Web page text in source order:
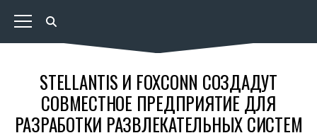
STELLANTIS И FOXCONN СОЗДАДУТ
СОВМЕСТНОЕ ПРЕДПРИЯТИЕ ДЛЯ
РАЗРАБОТКИ РАЗВЛЕКАТЕЛЬНЫХ СИСТЕМ